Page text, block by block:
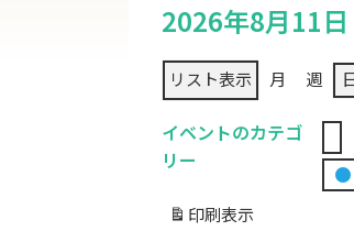
2026年8月11日
リスト表示 月 週 日
イベントのカテゴ
リー
無
題
印刷 表示